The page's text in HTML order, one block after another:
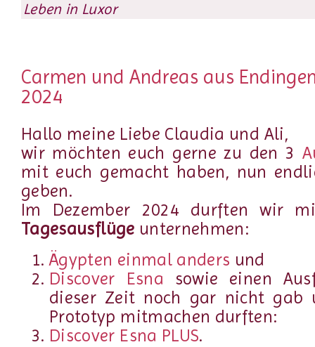
Leben in Luxor
Carmen und Andreas aus
2024
Hallo meine Liebe Claudia und Ali,
wir möchten euch gerne zu den 3
mit euch gemacht haben, nun
geben.
Im Dezember 2024 durften wir
Tagesausflüge unternehmen:
Ägypten einmal anders und
Discover Esna sowie einen
dieser Zeit noch gar nicht gab
Prototyp mitmachen durften:
Discover Esna PLUS.